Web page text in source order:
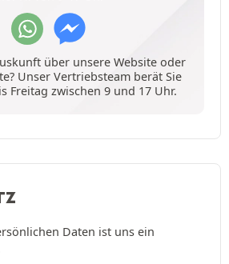
über unsere Website oder
Unser Vertriebsteam berät Sie
Freitag zwischen 9 und 17 Uhr.
Daten ist uns ein